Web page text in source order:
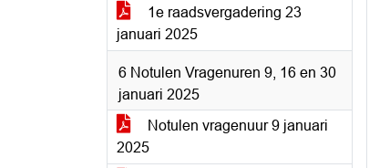
1e raadsvergadering 23
januari 2025
6 Notulen Vragenuren 9, 16 en 30
januari 2025
Notulen vragenuur 9 januari
2025